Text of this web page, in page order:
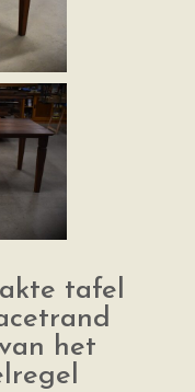
tafel
het